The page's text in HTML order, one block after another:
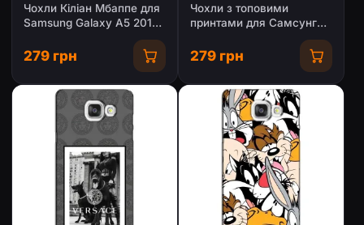
Чохли Кіліан Мбаппе для
Samsung Galaxy A5 2016
279 грн
Чохли з топовими
принтами для Самсунг
A5 2016, A5100, A510F
279 грн